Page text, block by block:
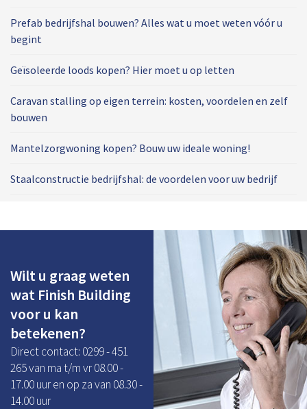
Prefab bedrijfshal bouwen? Alles wat u moet weten vóór u
begint
Geïsoleerde loods kopen? Hier moet u op letten
Caravan stalling op eigen terrein: kosten, voordelen en zelf
bouwen
Mantelzorgwoning kopen? Bouw uw ideale woning!
Staalconstructie bedrijfshal: de voordelen voor uw bedrijf
Wilt u graag weten
wat Finish Building
voor u kan
betekenen?
Direct contact: 0299 - 451
265 van ma t/m vr 08.00 -
17.00 uur en op za van 08.30 -
14.00 uur